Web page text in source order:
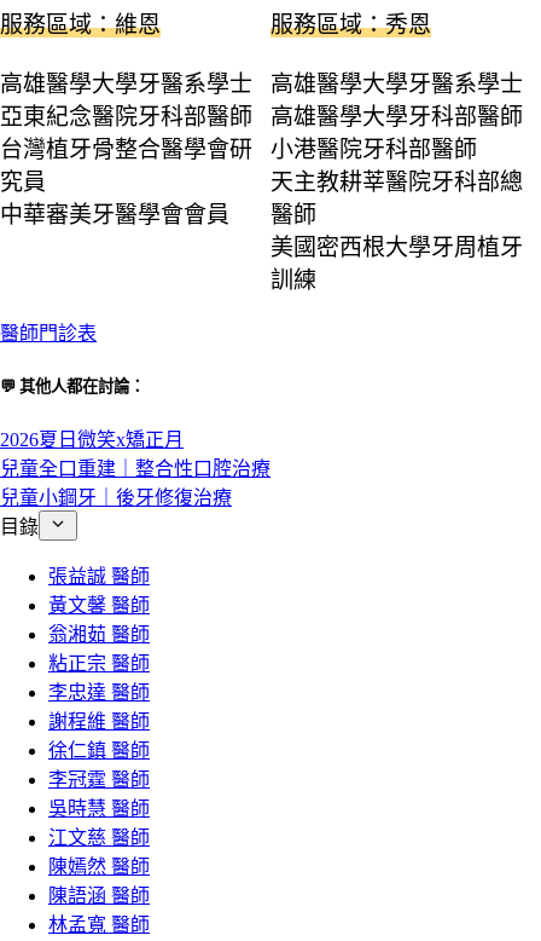
服務區域：維恩
高雄醫學大學牙醫系學士
亞東紀念醫院牙科部醫師
台灣植牙骨整合醫學會研
究員
中華審美牙醫學會會員
服務區域：秀恩
高雄醫學大學牙醫系學士
高雄醫學大學牙科部醫師
小港醫院牙科部醫師
天主教耕莘醫院牙科部總
醫師
美國密西根大學牙周植牙
訓練
醫師門診表
💬 其他人都在討論：
2026夏日微笑x矯正月
兒童全口重建｜整合性口腔治療
兒童小鋼牙｜後牙修復治療
目錄
張益誠 醫師
黃文馨 醫師
翁湘茹 醫師
粘正宗 醫師
李忠達 醫師
謝程維 醫師
徐仁鎮 醫師
李冠霆 醫師
吳時慧 醫師
江文慈 醫師
陳嫣然 醫師
陳語涵 醫師
林孟寬 醫師